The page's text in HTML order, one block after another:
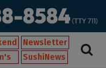
Newsletter
SushiNews